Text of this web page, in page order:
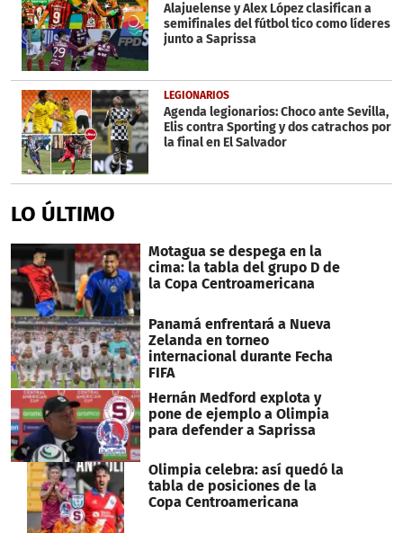
Alajuelense y Alex López clasifican a
semifinales del fútbol tico como líderes
junto a Saprissa
LEGIONARIOS
Agenda legionarios: Choco ante Sevilla,
Elis contra Sporting y dos catrachos por
la final en El Salvador
LO ÚLTIMO
Motagua se despega en la
cima: la tabla del grupo D de
la Copa Centroamericana
Panamá enfrentará a Nueva
Zelanda en torneo
internacional durante Fecha
FIFA
Hernán Medford explota y
pone de ejemplo a Olimpia
para defender a Saprissa
Olimpia celebra: así quedó la
tabla de posiciones de la
Copa Centroamericana